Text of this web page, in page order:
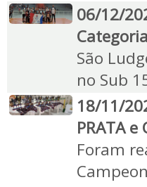
06/12/
São
no Sub
18/11/
PRATA e
Foram